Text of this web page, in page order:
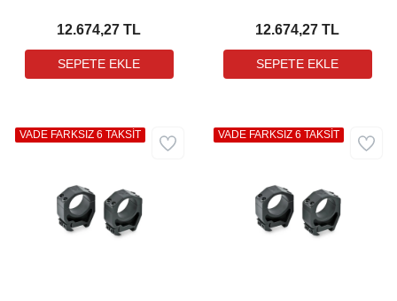
Bağlantı Ayağı (0,76")
12.674,27 TL
Bağlantı Ayağı (1,45")
12.674,27 TL
VADE FARKSIZ 6 TAKSİT VADE FARKSIZ 6 TAKSİT